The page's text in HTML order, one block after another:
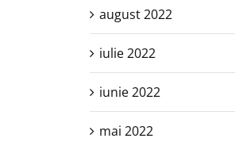
august 2022
iulie 2022
iunie 2022
mai 2022